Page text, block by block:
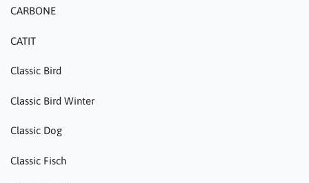
CARBONE
CATIT
Classic Bird
Classic Bird Winter
Classic Dog
Classic Fisch